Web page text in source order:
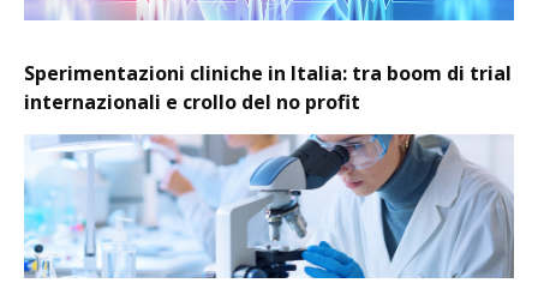
Sperimentazioni cliniche in Italia: tra boom di trial
internazionali e crollo del no profit